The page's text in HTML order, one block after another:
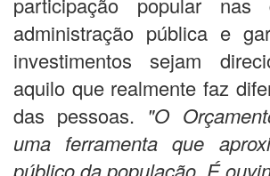
administração pública e
investimentos sejam
aquilo que realmente faz
das pessoas. "O
uma ferramenta que
público da população. É